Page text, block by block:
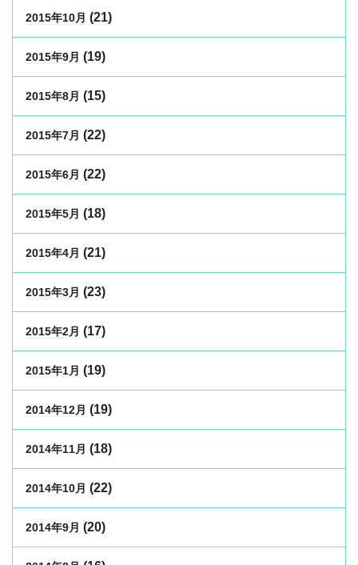
2015年10月 (21)
2015年9月 (19)
2015年8月 (15)
2015年7月 (22)
2015年6月 (22)
2015年5月 (18)
2015年4月 (21)
2015年3月 (23)
2015年2月 (17)
2015年1月 (19)
2014年12月 (19)
2014年11月 (18)
2014年10月 (22)
2014年9月 (20)